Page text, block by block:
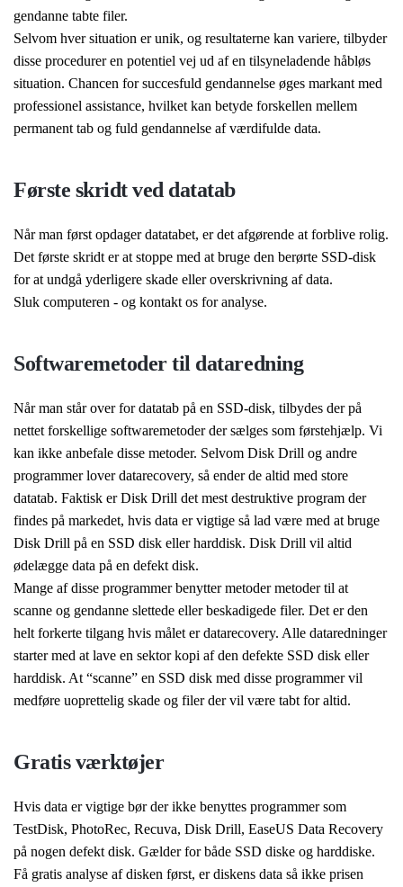
gendanne tabte filer.
Selvom hver situation er unik, og resultaterne kan variere, tilbyder
disse procedurer en potentiel vej ud af en tilsyneladende håbløs
situation. Chancen for succesfuld gendannelse øges markant med
professionel assistance, hvilket kan betyde forskellen mellem
permanent tab og fuld gendannelse af værdifulde data.
Første skridt ved datatab
Når man først opdager datatabet, er det afgørende at forblive rolig.
Det første skridt er at stoppe med at bruge den berørte SSD-disk
for at undgå yderligere skade eller overskrivning af data.
Sluk computeren - og kontakt os for analyse.
Softwaremetoder til dataredning
Når man står over for datatab på en SSD-disk, tilbydes der på
nettet forskellige softwaremetoder der sælges som førstehjælp. Vi
kan ikke anbefale disse metoder. Selvom Disk Drill og andre
programmer lover datarecovery, så ender de altid med store
datatab. Faktisk er Disk Drill det mest destruktive program der
findes på markedet, hvis data er vigtige så lad være med at bruge
Disk Drill på en SSD disk eller harddisk. Disk Drill vil altid
ødelægge data på en defekt disk.
Mange af disse programmer benytter metoder metoder til at
scanne og gendanne slettede eller beskadigede filer. Det er den
helt forkerte tilgang hvis målet er datarecovery. Alle dataredninger
starter med at lave en sektor kopi af den defekte SSD disk eller
harddisk. At “scanne” en SSD disk med disse programmer vil
medføre uoprettelig skade og filer der vil være tabt for altid.
Gratis værktøjer
Hvis data er vigtige bør der ikke benyttes programmer som
TestDisk, PhotoRec, Recuva, Disk Drill, EaseUS Data Recovery
på nogen defekt disk. Gælder for både SSD diske og harddiske.
Få gratis analyse af disken først, er diskens data så ikke prisen